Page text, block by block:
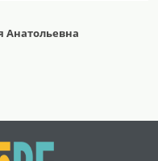
Анатольевна